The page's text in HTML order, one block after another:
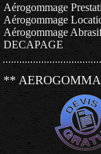
Aérogommage
Aérogommage
Aérogommage
DECAPAGE
**